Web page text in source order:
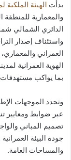
بدأت الهيئة الملكية
والمعمارية للمنطقة
الدائري الشمالي
واستئناف إصدار
العمراني
الهوية العمرانية
بما يواكب
وتحدد الموجهات
عبر ضوابط ومعايير
تصميم المباني
جودة البيئة
والمساحات العامة.